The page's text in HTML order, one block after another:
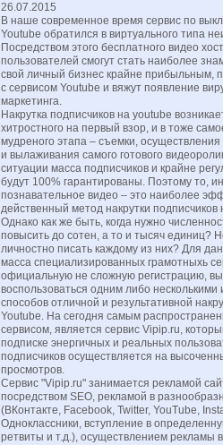
26.07.2015
В наше современное время сервис по
Youtube обратился в виртуального типа
Посредством этого бесплатного видео
пользователей смогут стать наиболее
свой личный бизнес крайне прибыльным,
с сервисом Youtube и вяжут появление
маркетинга.
Накрутка подписчиков на youtube
хитростного на первый взор, и в тоже
мудреного этапа – съемки,
и вылаживания самого готового
ситуации масса подписчиков и крайне
будут 100% гарантированы. Поэтому то,
познавательное видео – это наиболее
действенный метод накрутки подписчиков
Однако как же быть, когда нужно
повысить до сотен, а то и тысяч единиц?
личностно писать каждому из них? Для
масса специализированных грамотныхь
официальную не сложную регистрацию,
воспользоваться одним либо
способов отличной и результативной
Youtube. На сегодня самым
сервисом, является сервис Vipip.ru,
подписке энергичных и реальных
подписчиков осуществляется на
просмотров.
Сервис "Vipip.ru" занимается рекламой
посредством SEO, рекламой в
(ВКонтакте, Facebook, Twitter, YouTube,
Одноклассники, вступление в
ретвиты и т.д.), осуществлением рекламы